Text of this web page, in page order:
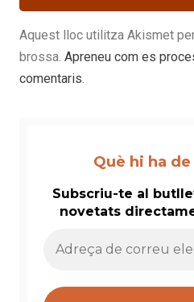
Aquest lloc utilitza Akismet
brossa. Apreneu com es
comentaris.
Què hi ha de
Subscriu-te al
novetats
*